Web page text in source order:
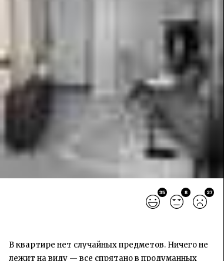
35 8 27
В квартире нет случайных предметов. Ничего не
лежит на виду — все спрятано в продуманных